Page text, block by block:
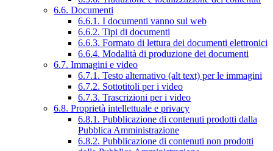
6.6. Documenti
6.6.1. I documenti vanno sul web
6.6.2. Tipi di documenti
6.6.3. Formato di lettura dei documenti elettronici
6.6.4. Modalità di produzione dei documenti
6.7. Immagini e video
6.7.1. Testo alternativo (alt text) per le immagini
6.7.2. Sottotitoli per i video
6.7.3. Trascrizioni per i video
6.8. Proprietà intellettuale e privacy
6.8.1. Pubblicazione di contenuti prodotti dalla
Pubblica Amministrazione
6.8.2. Pubblicazione di contenuti non prodotti